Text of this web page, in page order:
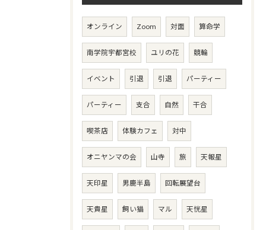
オンライン Zoom 対面 算命学
南学院宇都宮校 ユリの花 競輪
イベント 引退 引退 パーティー
パーティー 支合 自然 干合
喫茶店 体験カフェ 対中
オニヤンマの会 山寺 旅 天報星
天印星 男鹿半島 回転展望台
天貴星 飼い猫 マル 天恍星